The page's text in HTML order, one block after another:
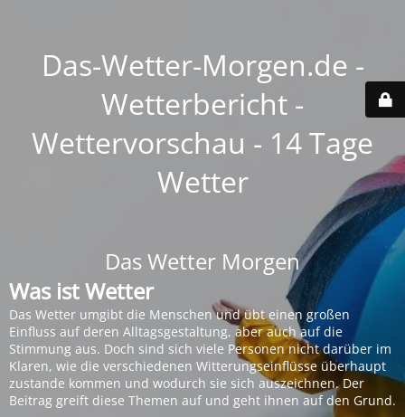
Das-Wetter-Morgen.de -
Wetterbericht -
Wettervorschau - 14 Tage
Wetter
Das Wetter Morgen
Was ist Wetter
Das Wetter umgibt die Menschen und übt einen großen
Einfluss auf deren Alltagsgestaltung, aber auch auf die
Stimmung aus. Doch sind sich viele Personen nicht darüber im
Klaren, wie die verschiedenen Witterungseinflüsse überhaupt
zustande kommen und wodurch sie sich auszeichnen. Der
Beitrag greift diese Themen auf und geht ihnen auf den Grund.